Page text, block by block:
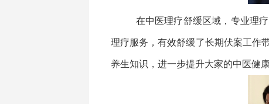
在中医理疗舒缓区域，专业理
理疗服务，有效舒缓了长期伏案工作
养生知识，进一步提升大家的中医健康